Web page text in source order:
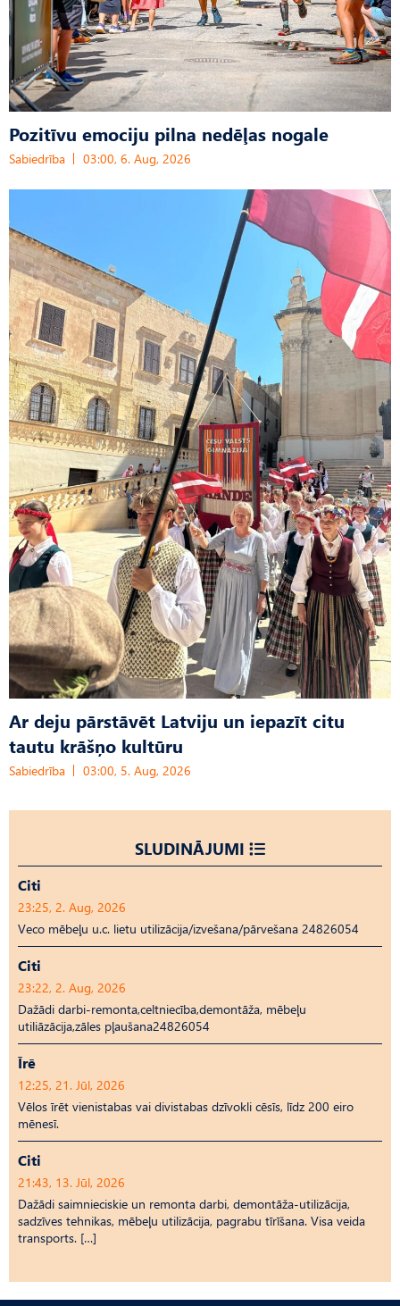
Pozitīvu emociju pilna nedēļas nogale
Sabiedrība 03:00, 6. Aug, 2026
Ar deju pārstāvēt Latviju un iepazīt citu
tautu krāšņo kultūru
Sabiedrība 03:00, 5. Aug, 2026
SLUDINĀJUMI
Citi
23:25, 2. Aug, 2026
Veco mēbeļu u.c. lietu utilizācija/izvešana/pārvešana 24826054
Citi
23:22, 2. Aug, 2026
Dažādi darbi-remonta,celtniecība,demontāža, mēbeļu
utiliāzācija,zāles pļaušana24826054
Īrē
12:25, 21. Jūl, 2026
Vēlos īrēt vienistabas vai divistabas dzīvokli cēsīs, līdz 200 eiro
mēnesī.
Citi
21:43, 13. Jūl, 2026
Dažādi saimnieciskie un remonta darbi, demontāža-utilizācija,
sadzīves tehnikas, mēbeļu utilizācija, pagrabu tīrīšana. Visa veida
transports. […]